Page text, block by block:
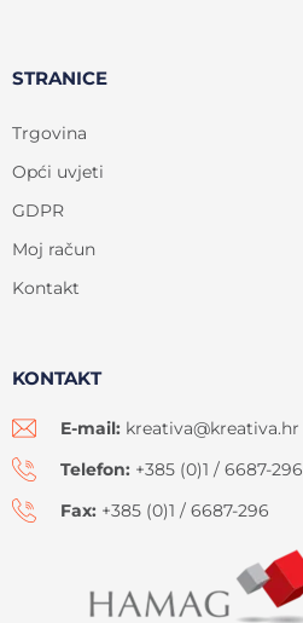
STRANICE
Trgovina
Opći uvjeti
GDPR
Moj račun
Kontakt
KONTAKT
E-mail: kreativa@kreativa.hr
Telefon: +385 (0)1 / 6687-296
Fax: +385 (0)1 / 6687-296